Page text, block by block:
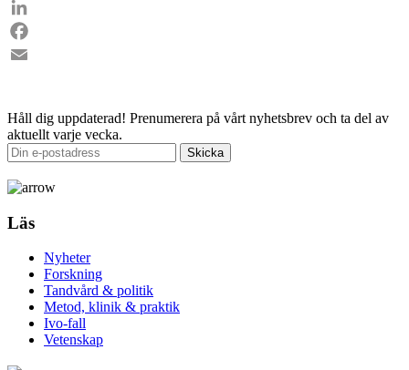
LinkedIn
Facebook
Håll dig uppdaterad! Prenumerera på vårt nyhetsbrev och ta del av
aktuellt varje vecka.
Läs
Nyheter
Forskning
Tandvård & politik
Metod, klinik & praktik
Ivo-fall
Vetenskap